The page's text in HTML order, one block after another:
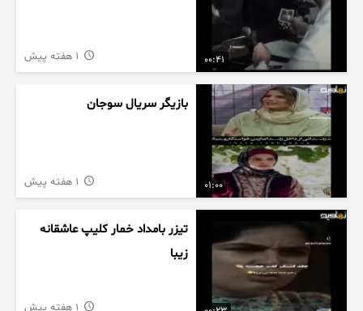
00:41
01:00
بازیگر سریال سوجان
تیزر بامداد خمار کلیپ عاشقانه
زیبا